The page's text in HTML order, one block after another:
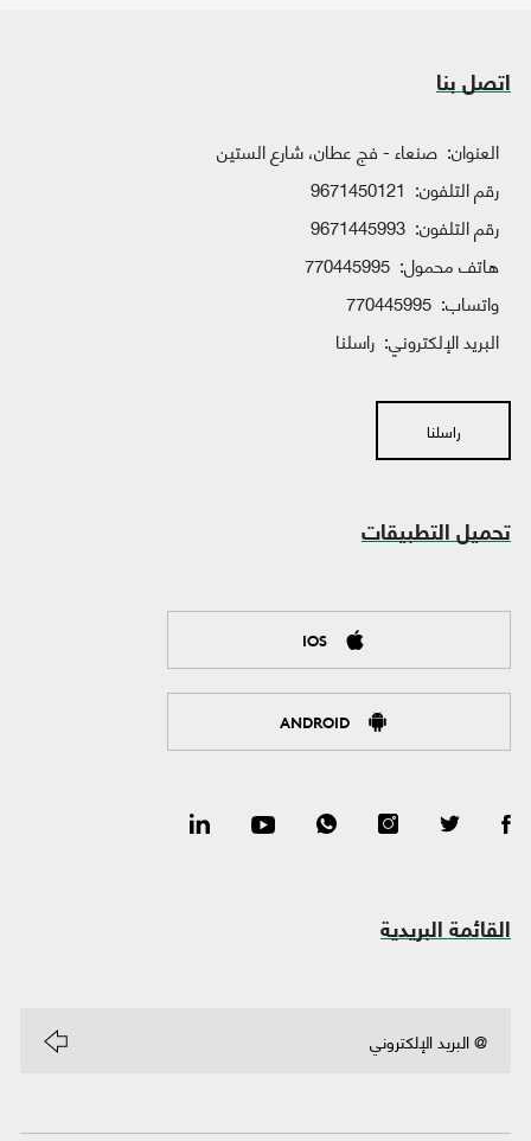
اتصل بنا
العنوان: صنعاء - فج عطان، شارع الستين
رقم التلفون: 9671450121
رقم التلفون: 9671445993
هاتف محمول: 770445995
واتساب:
البريد الإلكتروني: راسلنا
راسلنا
تحميل التطبيقات
IOS
ANDROID
القائمة البريدية